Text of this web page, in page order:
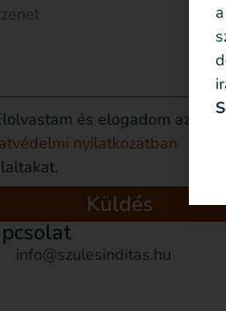
és elogadom az
nyilatkozatban
Küldés
info@szulesinditas.hu